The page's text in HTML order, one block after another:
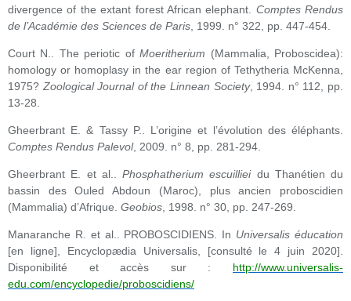
divergence of the extant forest African elephant. Comptes Rendus
de l’Académie des Sciences de Paris , 1999. n° 322, pp. 447-454.
Court N.. The periotic ofMoeritherium (Mammalia, Proboscidea):
homology or homoplasy in the ear region of Tethytheria McKenna,
1975? Zoological Journal of the Linnean Society, 1994. n° 112, pp.
13-28.
Gheerbrant E. & Tassy P.. L’origine et l’évolution des éléphants.
Comptes Rendus Palevol, 2009. n° 8, pp. 281-294.
Gheerbrant E. et al.. Phosphatherium escuillieidu Thanétien du
bassin des Ouled Abdoun (Maroc), plus ancien proboscidien
(Mammalia) d’Afrique. Geobios , 1998. n° 30, pp. 247-269.
Manaranche R. et al.. PROBOSCIDIENS. In Universalis éducation
[en ligne], Encyclopædia Universalis, [consulté le 4 juin 2020].
Disponibilité et accès sur : http://www.universalis-
edu.com/encyclopedie/proboscidiens/